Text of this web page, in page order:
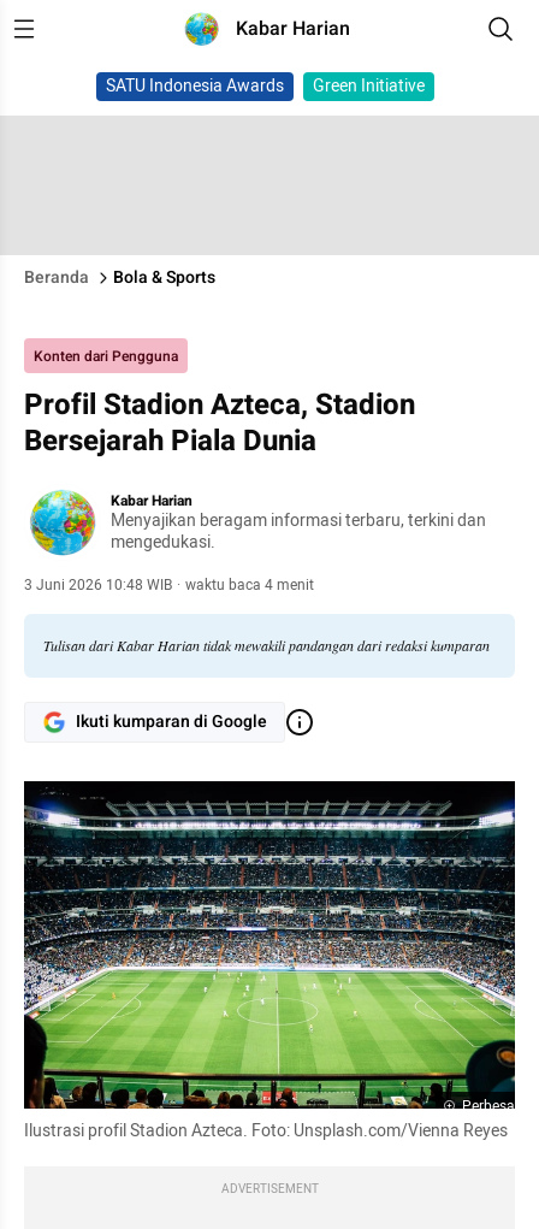
Kabar Harian
SATU Indonesia Awards Green Initiative
Beranda Bola & Sports
Konten dari Pengguna
Profil Stadion Azteca, Stadion
Bersejarah Piala Dunia
Kabar Harian
Menyajikan beragam informasi terbaru, terkini dan
mengedukasi.
3 Juni 2026 10:48 WIB · waktu baca 4 menit
Tulisan dari Kabar Harian tidak mewakili pandangan dari redaksi kumparan
Ikuti kumparan di Google
Perbesar
Ilustrasi profil Stadion Azteca. Foto: Unsplash.com/Vienna Reyes
ADVERTISEMENT